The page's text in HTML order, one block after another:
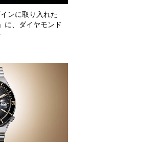
ンに取り入れた
に、ダイヤモンド